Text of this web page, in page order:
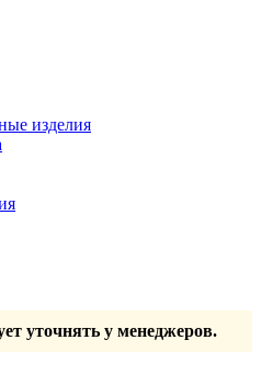
изделия
уточнять у менеджеров.